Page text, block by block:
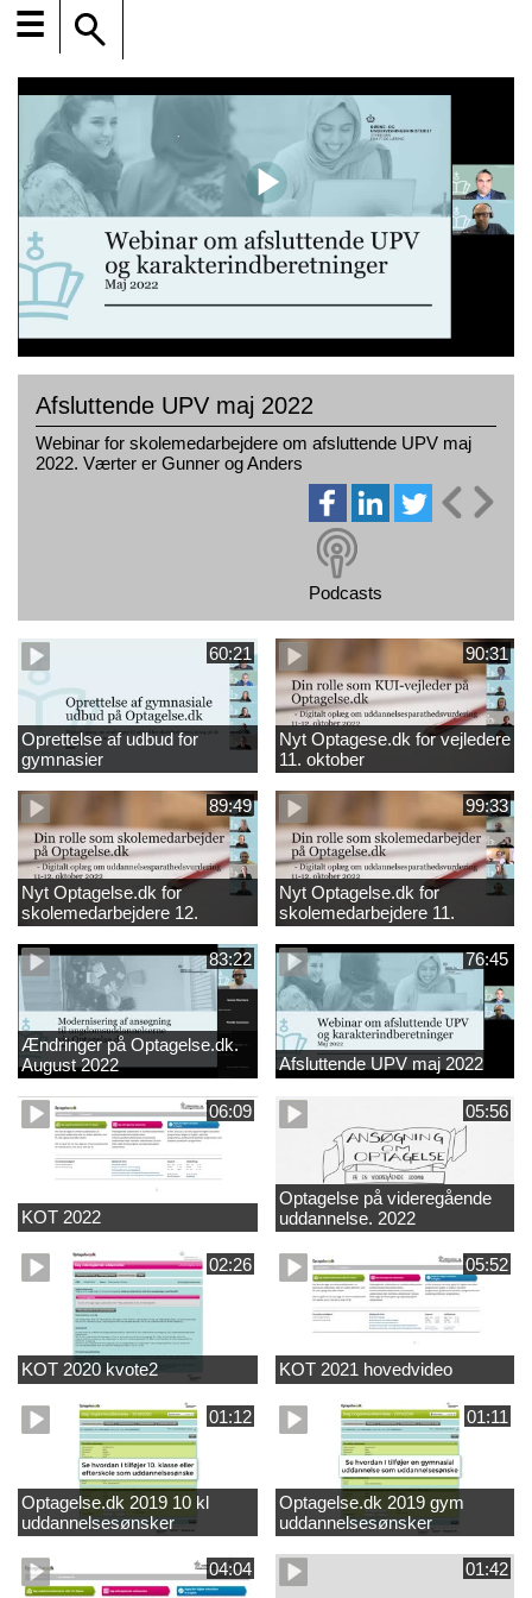
☰
Afsluttende UPV maj 2022
Webinar for skolemedarbejdere om afsluttende UPV maj
2022. Værter er Gunner og Anders
Podcasts
60:21
Oprettelse af udbud for
gymnasier
90:31
Nyt Optagese.dk for vejledere
11. oktober
89:49
Nyt Optagelse.dk for
skolemedarbejdere 12.
oktober
99:33
Nyt Optagelse.dk for
skolemedarbejdere 11.
oktober
83:22
Ændringer på Optagelse.dk.
August 2022
76:45
Afsluttende UPV maj 2022
06:09
KOT 2022
05:56
Optagelse på videregående
uddannelse. 2022
02:26
KOT 2020 kvote2
05:52
KOT 2021 hovedvideo
01:12
Optagelse.dk 2019 10 kl
uddannelsesønsker
01:11
Optagelse.dk 2019 gym
uddannelsesønsker
04:04 01:42